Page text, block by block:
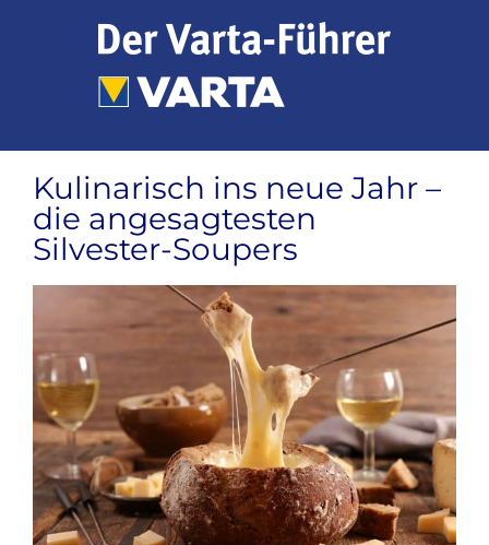
Kulinarisch ins neue Jahr –
die angesagtesten
Silvester-Soupers